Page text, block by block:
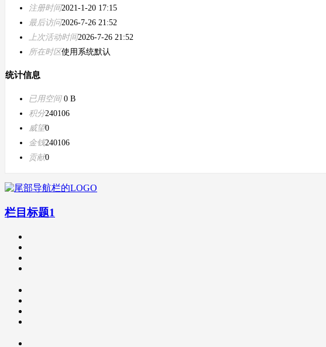
注册时间2021-1-20 17:15
最后访问2026-7-26 21:52
上次活动时间2026-7-26 21:52
所在时区使用系统默认
统计信息
已用空间0 B
积分240106
威望0
金钱240106
贡献0
栏目标题1